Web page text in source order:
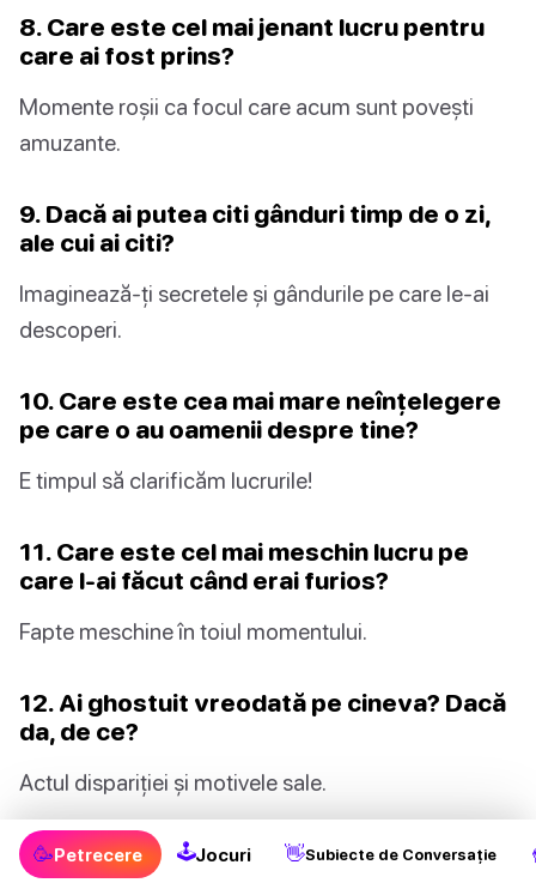
8. Care este cel mai jenant lucru pentru
care ai fost prins?
Momente roșii ca focul care acum sunt povești
amuzante.
9. Dacă ai putea citi gânduri timp de o zi,
ale cui ai citi?
Imaginează-ți secretele și gândurile pe care le-ai
descoperi.
10. Care este cea mai mare neînțelegere
pe care o au oamenii despre tine?
E timpul să clarificăm lucrurile!
11. Care este cel mai meschin lucru pe
care l-ai făcut când erai furios?
Fapte meschine în toiul momentului.
12. Ai ghostuit vreodată pe cineva? Dacă
da, de ce?
Actul dispariției și motivele sale.
13. Ce talent ți-ai dori să ai?
🥳Petrecere 🕹Jocuri 👋Subiecte de Conversație